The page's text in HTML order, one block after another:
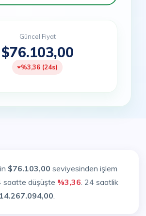
Güncel Fiyat
$76.103,00
%3,36 (24s)
$76.103,00 seviyesinden işlem
saatte düşüşte %3,36. 24 saatlik
.